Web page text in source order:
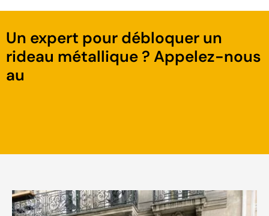
Un expert pour débloquer un
rideau métallique ? Appelez-nous
au